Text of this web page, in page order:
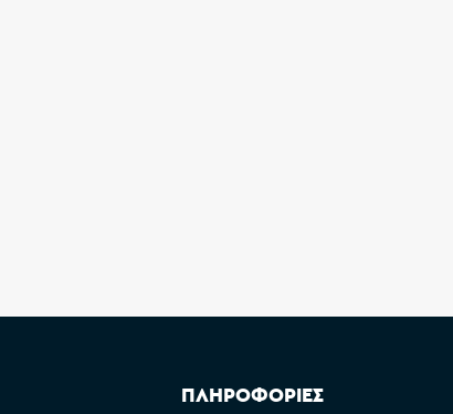
ΠΛΗΡΟΦΟΡΙΕΣ